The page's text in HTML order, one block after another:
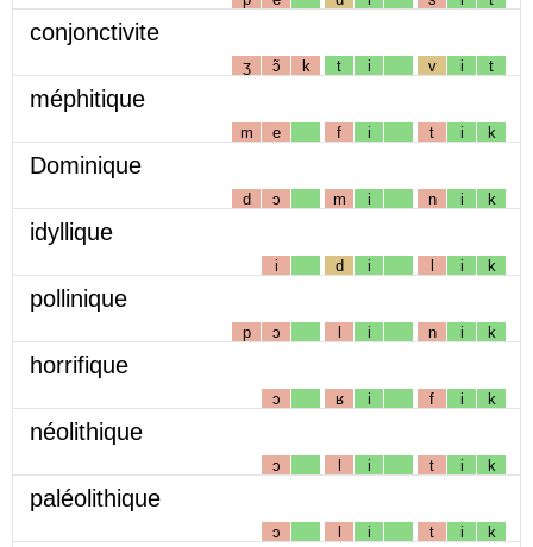
conjonctivite
ʒ ɔ̃ k t i v i t
méphitique
m e f i t i k
Dominique
d ɔ m i n i k
idyllique
i d i l i k
pollinique
p ɔ l i n i k
horrifique
ɔ ʁ i f i k
néolithique
ɔ l i t i k
paléolithique
ɔ l i t i k